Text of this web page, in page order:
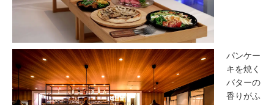
パンケー
キを焼く
バターの
香りがふ